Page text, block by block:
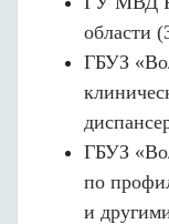
области
ГБУЗ
ГБУЗ
по
и